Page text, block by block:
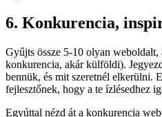
6. Konkurencia,
Gyűjts össze 5-10 olyan weboldalt,
konkurencia, akár külföldi).
bennük, és mit szeretnél elkerülni.
fejlesztőnek, hogy a te ízlésedhez
Egyúttal nézd át a konkurencia